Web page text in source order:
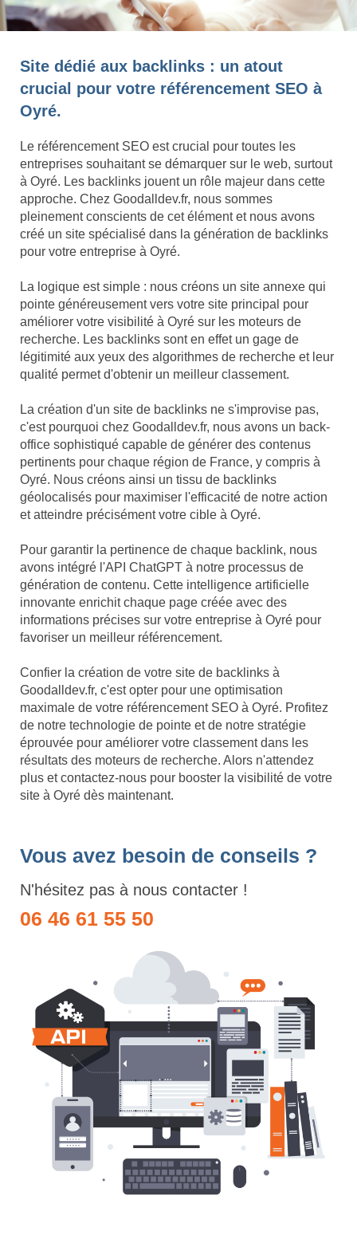
Site dédié aux backlinks : un atout
crucial pour votre référencement SEO à
Oyré.
Le référencement SEO est crucial pour toutes les
entreprises souhaitant se démarquer sur le web, surtout
à Oyré. Les backlinks jouent un rôle majeur dans cette
approche. Chez Goodalldev.fr, nous sommes
pleinement conscients de cet élément et nous avons
créé un site spécialisé dans la génération de backlinks
pour votre entreprise à Oyré.
La logique est simple : nous créons un site annexe qui
pointe généreusement vers votre site principal pour
améliorer votre visibilité à Oyré sur les moteurs de
recherche. Les backlinks sont en effet un gage de
légitimité aux yeux des algorithmes de recherche et leur
qualité permet d'obtenir un meilleur classement.
La création d'un site de backlinks ne s'improvise pas,
c'est pourquoi chez Goodalldev.fr, nous avons un back-
office sophistiqué capable de générer des contenus
pertinents pour chaque région de France, y compris à
Oyré. Nous créons ainsi un tissu de backlinks
géolocalisés pour maximiser l'efficacité de notre action
et atteindre précisément votre cible à Oyré.
Pour garantir la pertinence de chaque backlink, nous
avons intégré l'API ChatGPT à notre processus de
génération de contenu. Cette intelligence artificielle
innovante enrichit chaque page créée avec des
informations précises sur votre entreprise à Oyré pour
favoriser un meilleur référencement.
Confier la création de votre site de backlinks à
Goodalldev.fr, c'est opter pour une optimisation
maximale de votre référencement SEO à Oyré. Profitez
de notre technologie de pointe et de notre stratégie
éprouvée pour améliorer votre classement dans les
résultats des moteurs de recherche. Alors n'attendez
plus et contactez-nous pour booster la visibilité de votre
site à Oyré dès maintenant.
Vous avez besoin de conseils ?
N'hésitez pas à nous contacter !
06 46 61 55 50